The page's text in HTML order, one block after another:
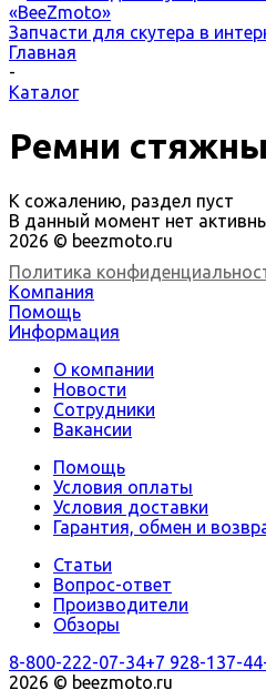
Запчасти для скутера в
Главная
-
Каталог
Ремни
К сожалению, раздел пуст
В данный момент нет
2026 © beezmoto.ru
Политика
Компания
Помощь
Информация
О компании
Новости
Сотрудники
Вакансии
Помощь
Условия оплаты
Условия доставки
Гарантия, обмен и
Статьи
Вопрос-ответ
Производители
Обзоры
8-800-222-07-34+7 928-137-
2026 © beezmoto.ru